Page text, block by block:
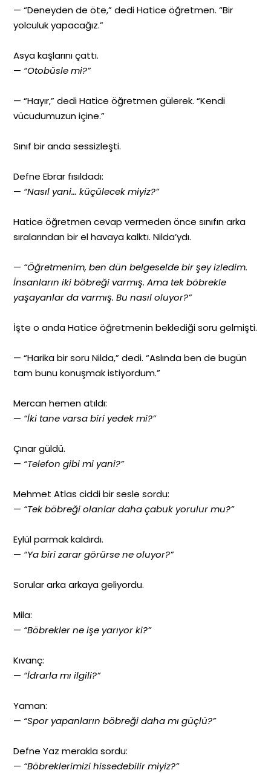
— “Deneyden de öte,” dedi Hatice öğretmen. “Bir
yolculuk yapacağız.”
Asya kaşlarını çattı.
— “Otobüsle mi?”
— “Hayır,” dedi Hatice öğretmen gülerek. “Kendi
vücudumuzun içine.”
Sınıf bir anda sessizleşti.
Defne Ebrar fısıldadı:
— “Nasıl yani… küçülecek miyiz?”
Hatice öğretmen cevap vermeden önce sınıfın arka
sıralarından bir el havaya kalktı. Nilda’ydı.
— “Öğretmenim, ben dün belgeselde bir şey izledim.
İnsanların iki böbreği varmış. Ama tek böbrekle
yaşayanlar da varmış. Bu nasıl oluyor?”
İşte o anda Hatice öğretmenin beklediği soru gelmişti.
— “Harika bir soru Nilda,” dedi. “Aslında ben de bugün
tam bunu konuşmak istiyordum.”
Mercan hemen atıldı:
— “İki tane varsa biri yedek mi?”
Çınar güldü.
— “Telefon gibi mi yani?”
Mehmet Atlas ciddi bir sesle sordu:
— “Tek böbreği olanlar daha çabuk yorulur mu?”
Eylül parmak kaldırdı.
— “Ya biri zarar görürse ne oluyor?”
Sorular arka arkaya geliyordu.
Mila:
— “Böbrekler ne işe yarıyor ki?”
Kıvanç:
— “İdrarla mı ilgili?”
Yaman:
— “Spor yapanların böbreği daha mı güçlü?”
Defne Yaz merakla sordu:
— “Böbreklerimizi hissedebilir miyiz?”